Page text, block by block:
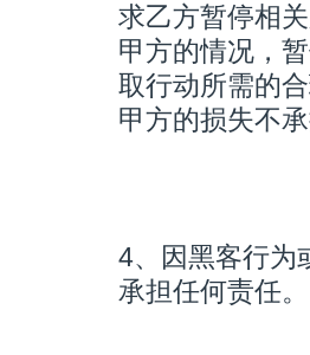
求乙方暂停相
甲方的情况，
取行动所需的
甲方的损失不承
4、因黑客行为
承担任何责任。